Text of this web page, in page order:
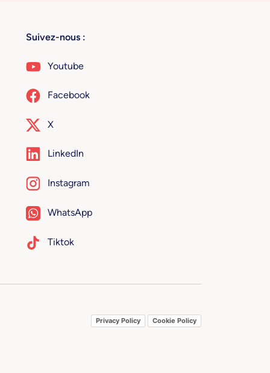
Suivez-nous :
Youtube
Facebook
X
LinkedIn
Instagram
WhatsApp
Tiktok
Privacy Policy Cookie Policy